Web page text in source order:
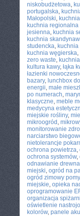
niskobudżetowa,
portugalska,
Małopolski,
kuchnia regionalna
jesienna, kuchnia
kuchnia
studencka,
kuchnia węgierska,
zero waste,
kultura kawy, łąka
łazienki
bazary, lunchbox
energii, małe
po numerach,
klasyczne, meble
medycyna
miejskie rośliny,
mikroogród ,
monitorowanie
narciarstwo
nietolerancje
ochrona powietrza,
ochrona systemów,
odnawianie drewna
miejski, ogród na
ogród zimowy
miejskie, opieka
oprogramowanie
organizacja spiżarni
oświetlenie
kolorów, panele